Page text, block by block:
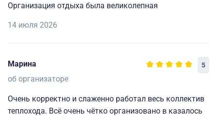
Организация отдыха была великолепная
14 июля 2026
Марина 5
об организаторе
Очень корректно и слаженно работал весь коллектив
теплохода. Всё очень чётко организовано в казалось